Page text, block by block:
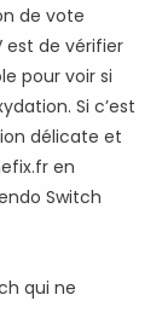
de vote
est de vérifier
pour voir si
Si c’est
délicate et
en
Switch
qui ne